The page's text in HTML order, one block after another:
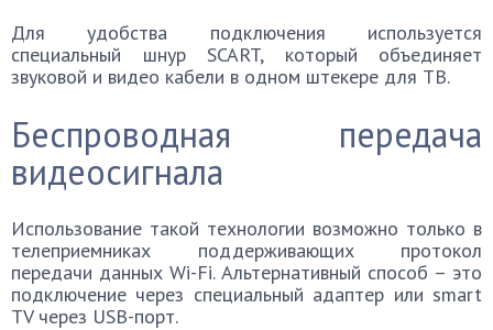
Для удобства подключения используется
специальный шнур SCART, который объединяет
звуковой и видео кабели в одном штекере для ТВ.
Беспроводная передача
видеосигнала
Использование такой технологии возможно только в
телеприемниках поддерживающих протокол
передачи данных Wi-Fi. Альтернативный способ – это
подключение через специальный адаптер или smart
TV через USB-порт.